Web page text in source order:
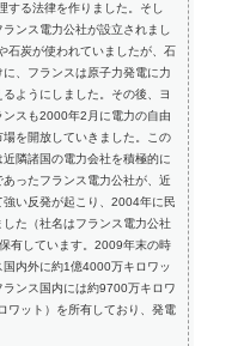
る法律を作りました。そし
ンス電力公社が設立されまし
石炭が使われていましたが、石
、フランスは原子力発電に力
ようにしました。その後、ヨ
スも2000年2月に電力の自由
を開放していきました。この
隣諸国の電力会社を積極的に
ったフランス電力公社が、近
い反発が起こり、2004年に民
た（社名はフランス電力公社
有しています。2009年末の時
内外に約1億4000万キロワッ
ンス国内には約9700万キロワ
ワット）を所有しており、発電